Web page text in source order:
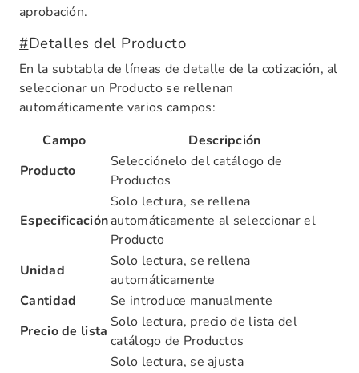
aprobación.
#Detalles del Producto
En la subtabla de líneas de detalle de la cotización, al
seleccionar un Producto se rellenan
automáticamente varios campos:
Campo
Descripción
Producto
Selecciónelo del catálogo de
Productos
Especificación
Solo lectura, se rellena
automáticamente al seleccionar el
Producto
Unidad
Solo lectura, se rellena
automáticamente
Cantidad
Se introduce manualmente
Precio de lista
Solo lectura, precio de lista del
catálogo de Productos
Solo lectura, se ajusta